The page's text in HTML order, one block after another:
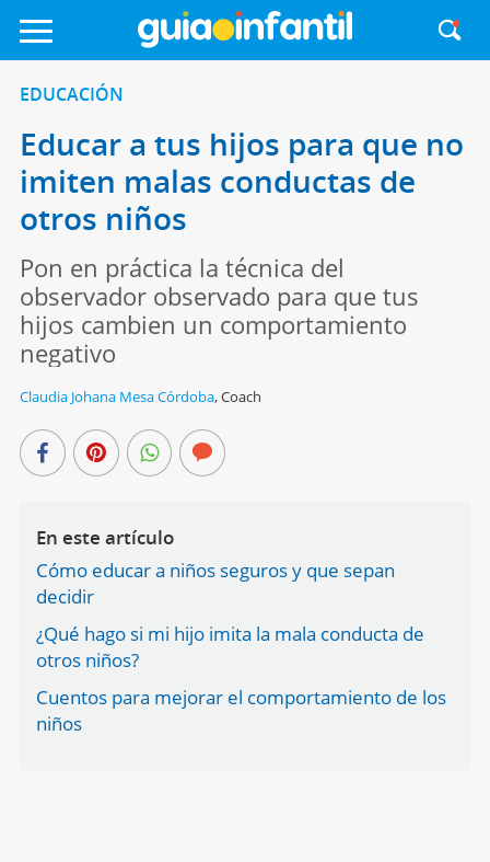
EDUCACIÓN
Educar a tus hijos para que no
imiten malas conductas de
otros niños
Pon en práctica la técnica del
observador observado para que tus
hijos cambien un comportamiento
negativo
Claudia Johana Mesa Córdoba,Coach
En este artículo
Cómo educar a niños seguros y que sepan
decidir
¿Qué hago si mi hijo imita la mala conducta de
otros niños?
Cuentos para mejorar el comportamiento de los
niños